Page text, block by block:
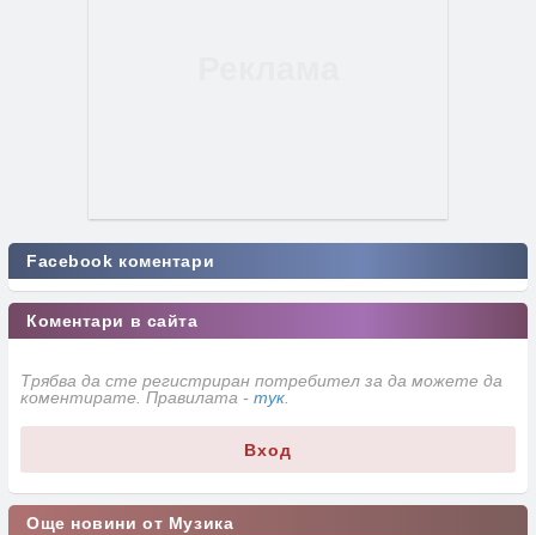
Facebook коментари
Коментари в сайта
Трябва да сте регистриран потребител за да можете да
коментирате. Правилата - тук
Вход
Още новини от Музика